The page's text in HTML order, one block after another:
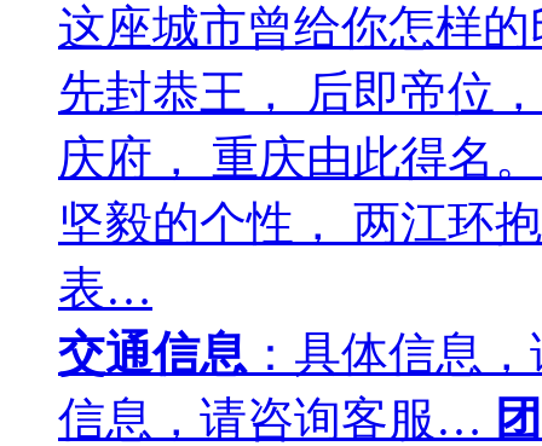
这座城市曾给你怎样
先封恭王， 后即帝位
庆府， 重庆由此得名
坚毅的个性， 两江环
表…
交通信息 ：具体信息
信息，请咨询客服…